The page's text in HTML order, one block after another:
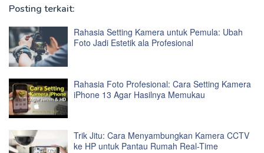
Posting terkait:
Rahasia Setting Kamera untuk Pemula: Ubah
Foto Jadi Estetik ala Profesional
Rahasia Foto Profesional: Cara Setting Kamera
iPhone 13 Agar Hasilnya Memukau
Trik Jitu: Cara Menyambungkan Kamera CCTV
ke HP untuk Pantau Rumah Real-Time